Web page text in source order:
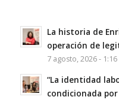
La historia de
operación de
7 agosto, 2026 -
“La identidad
condicionada